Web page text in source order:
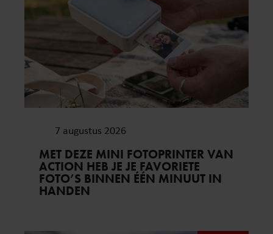
7 augustus 2026
MET DEZE MINI FOTOPRINTER VAN
ACTION HEB JE JE FAVORIETE
FOTO’S BINNEN ÉÉN MINUUT IN
HANDEN